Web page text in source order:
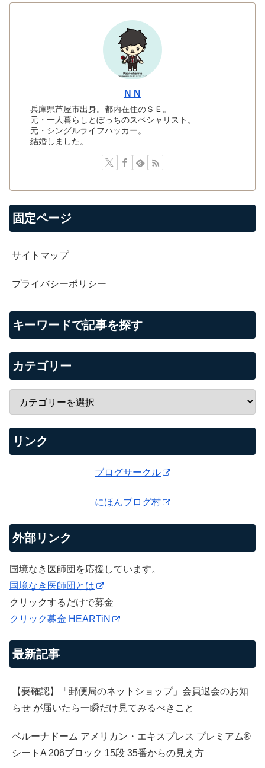
N N
兵庫県芦屋市出身。都内在住のＳＥ。
元・一人暮らしとぼっちのスペシャリスト。
元・シングルライフハッカー。
結婚しました。
固定ページ
サイトマップ
プライバシーポリシー
キーワードで記事を探す
カテゴリー
リンク
ブログサークル
にほんブログ村
外部リンク
国境なき医師団を応援しています。
国境なき医師団とは
クリックするだけで募金
クリック募金 HEARTiN
最新記事
【要確認】「郵便局のネットショップ」会員退会のお知
らせ が届いたら一瞬だけ見てみるべきこと
ベルーナドーム アメリカン・エキスプレス プレミアム®
シートA 206ブロック 15段 35番からの見え方